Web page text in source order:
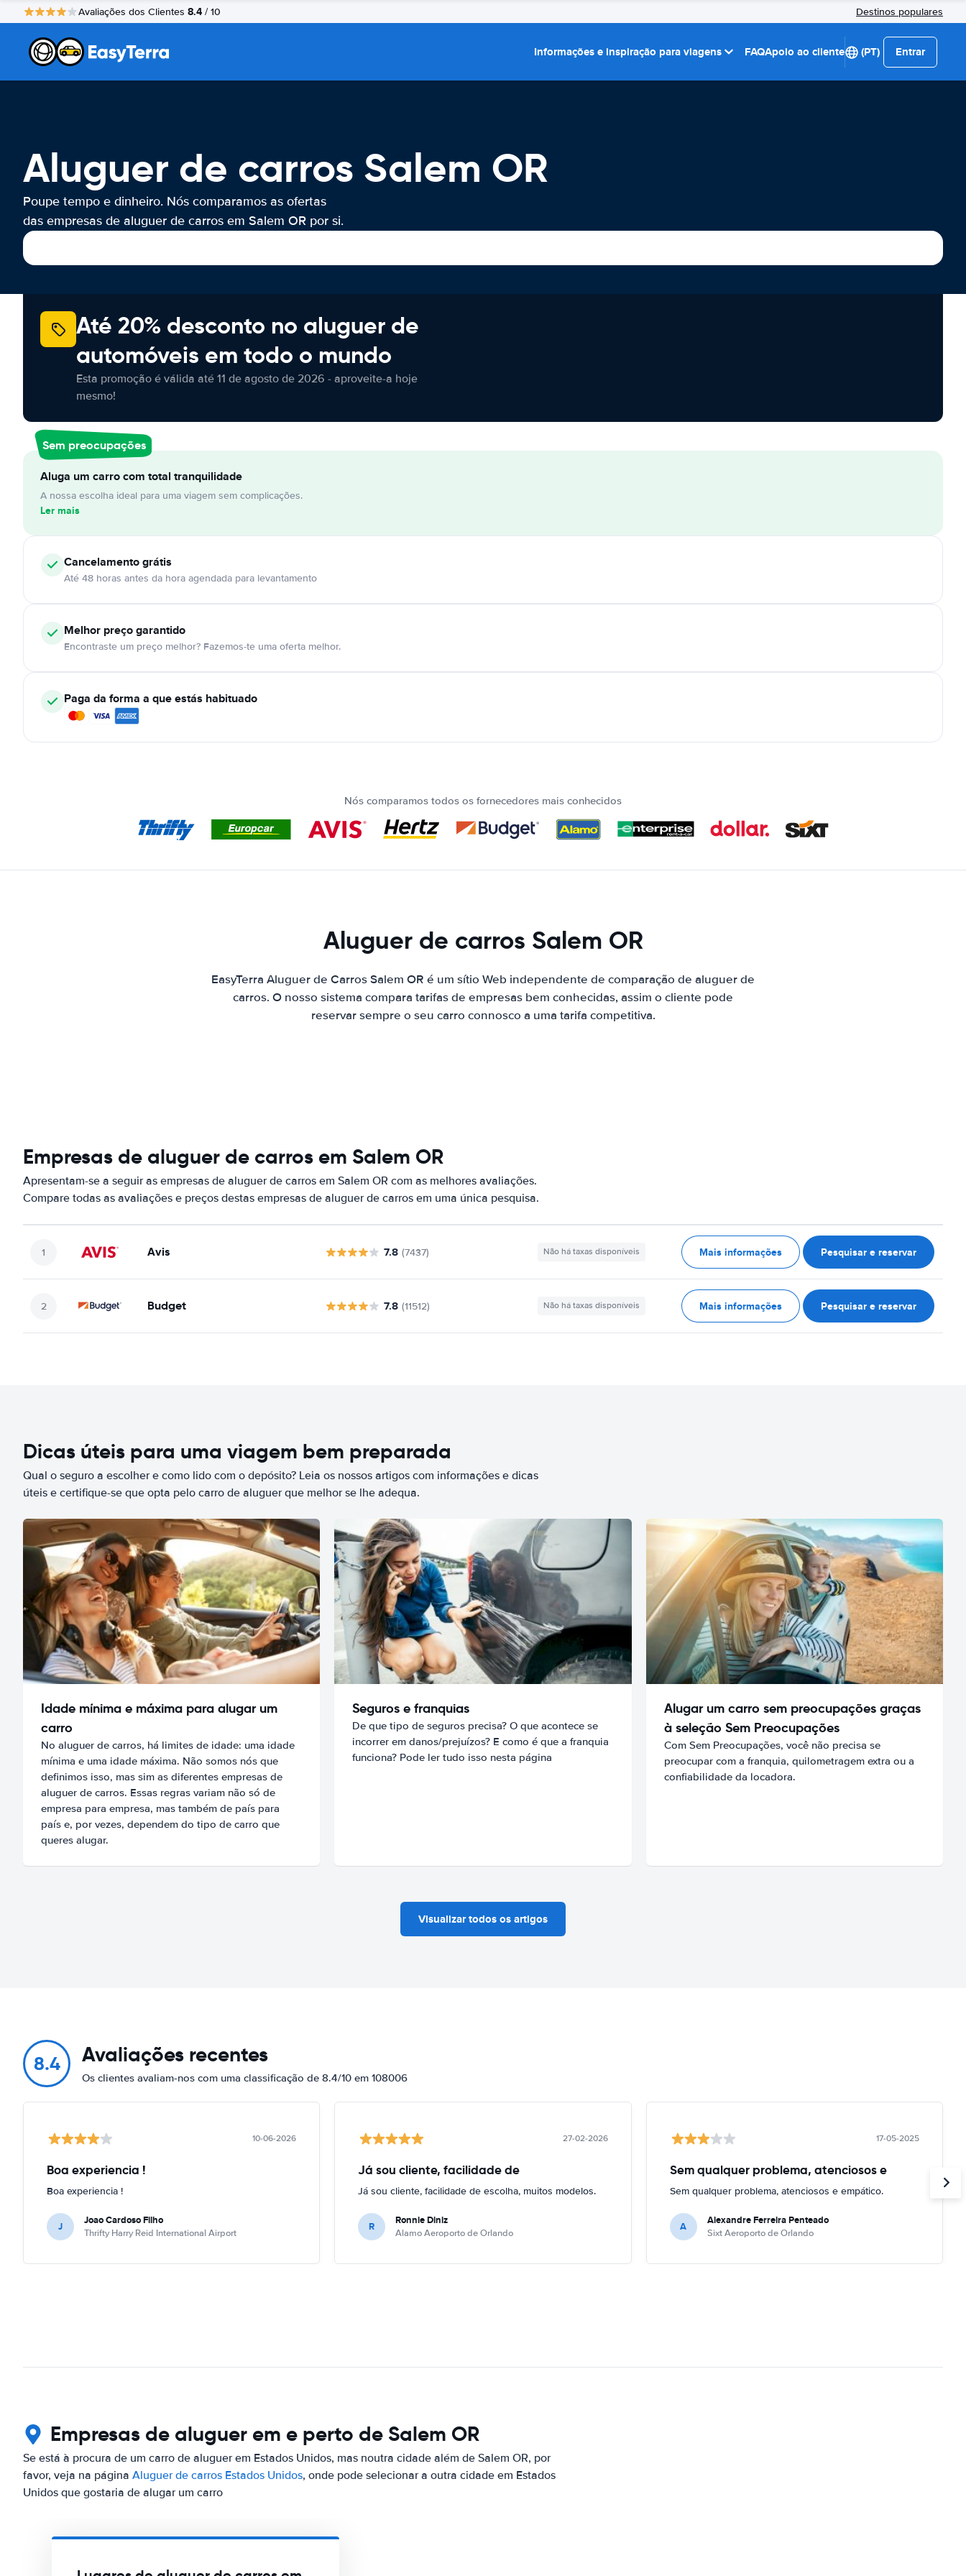
Avaliações dos Clientes 8.4 / 10 Destinos populares
Informações e inspiração para viagens FAQApoio ao cliente (PT) Entrar
Aluguer de carros Salem OR
Poupe tempo e dinheiro. Nós comparamos as ofertas
das empresas de aluguer de carros em Salem OR por si.
Até 20% desconto no aluguer de
automóveis em todo o mundo
Esta promoção é válida até 11 de agosto de 2026 - aproveite-a hoje
mesmo!
Sem preocupações
Aluga um carro com total tranquilidade
A nossa escolha ideal para uma viagem sem complicações.
Ler mais
Cancelamentográtis
Até 48 horas antes da hora agendada para levantamento
Melhor preço garantido
Encontraste um preço melhor? Fazemos-te uma oferta melhor.
Paga da forma a que estás habituado
Nós comparamos todos os fornecedores mais conhecidos
Aluguer de carros Salem OR
EasyTerra Aluguer de Carros Salem OR é um sítio Web independente de comparação de aluguer de
carros. O nosso sistema compara tarifas de empresas bem conhecidas, assim o cliente pode
reservar sempre o seu carro connosco a uma tarifa competitiva.
Empresas de aluguer de carros em Salem OR
Apresentam-se a seguir as empresas de aluguer de carros em Salem OR com as melhores avaliações.
Compare todas as avaliações e preços destas empresas de aluguer de carros em uma única pesquisa.
Avis 7.8 (7437) Não há taxas disponíveis Mais informações Pesquisar e reservar
Budget 7.8 (11512) Não há taxas disponíveis Mais informações Pesquisar e reservar
Dicas úteis para uma viagem bem preparada
Qual o seguro a escolher e como lido com o depósito? Leia os nossos artigos com informações e dicas
úteis e certifique-se que opta pelo carro de aluguer que melhor se lhe adequa.
Idade mínima e máxima para alugar um
carro
No aluguer de carros, há limites de idade: uma idade
mínima e uma idade máxima. Não somos nós que
definimos isso, mas sim as diferentes empresas de
aluguer de carros. Essas regras variam não só de
empresa para empresa, mas também de país para
país e, por vezes, dependem do tipo de carro que
queres alugar.
Seguros e franquias
De que tipo de seguros precisa? O que acontece se
incorrer em danos/prejuízos? E como é que a franquia
funciona? Pode ler tudo isso nesta página
Alugar um carro sem preocupações graças
à seleção Sem Preocupações
Com Sem Preocupações, você não precisa se
preocupar com a franquia, quilometragem extra ou a
confiabilidade da locadora.
Visualizar todos os artigos
8.4 Avaliações recentes
Os clientes avaliam-nos com uma classificação de 8.4/10 em 108006
10-06-2026
Boa experiencia !
Boa experiencia !
J Joao Cardoso Filho
Thrifty Harry Reid International Airport
27-02-2026
Já sou cliente, facilidade de
Já sou cliente, facilidade de escolha, muitos modelos.
R Ronnie Diniz
Alamo Aeroporto de Orlando
17-05-2025
Sem qualquer problema, atenciosos e
Sem qualquer problema, atenciosos e empático.
A Alexandre Ferreira Penteado
Sixt Aeroporto de Orlando
Empresas de aluguer em e perto de Salem OR
Se está à procura de um carro de aluguer em Estados Unidos, mas noutra cidade além de Salem OR, por
favor, veja na página Aluguer de carros Estados Unidos, onde pode selecionar a outra cidade em Estados
Unidos que gostaria de alugar um carro